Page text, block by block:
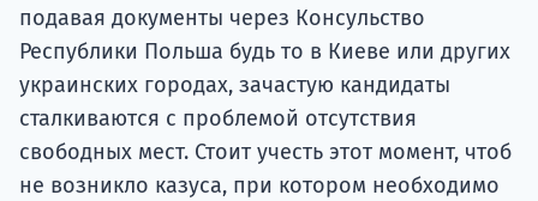
подавая документы через Консульство
Республики Польша будь то в Киеве или других
украинских городах, зачастую кандидаты
сталкиваются с проблемой отсутствия
свободных мест. Стоит учесть этот момент, чтоб
не возникло казуса, при котором необходимо